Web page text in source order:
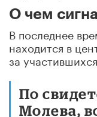
О чем
В последнее
находится в
за
По
Молева,